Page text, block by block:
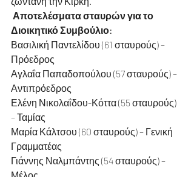
Αποτελέσματα σταυρών για το
Διοικητικό Συμβούλιο:
Βασιλική Παντελίδου (61 σταυρούς) –
Πρόεδρος
Αγλαΐα Παπαδοπούλου (57 σταυρούς) –
Αντιπρόεδρος
Ελένη Νικολαΐδου-Κόττα (55 σταυρούς)
– Ταμίας
Μαρία Κάλτσου (60 σταυρούς) – Γενική
Γραμματέας
Γιάννης Ναλμπάντης (54 σταυρούς) –